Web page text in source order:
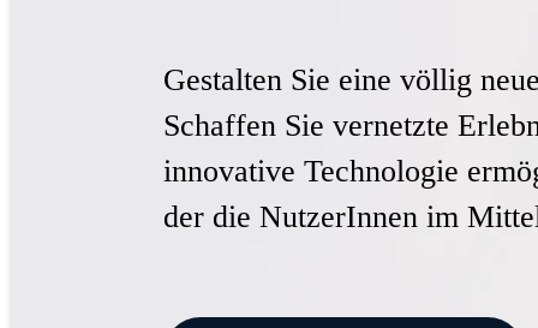
Gestalten Sie eine völlig
Schaffen Sie vernetzte
innovative Technologie
der die NutzerInnen im